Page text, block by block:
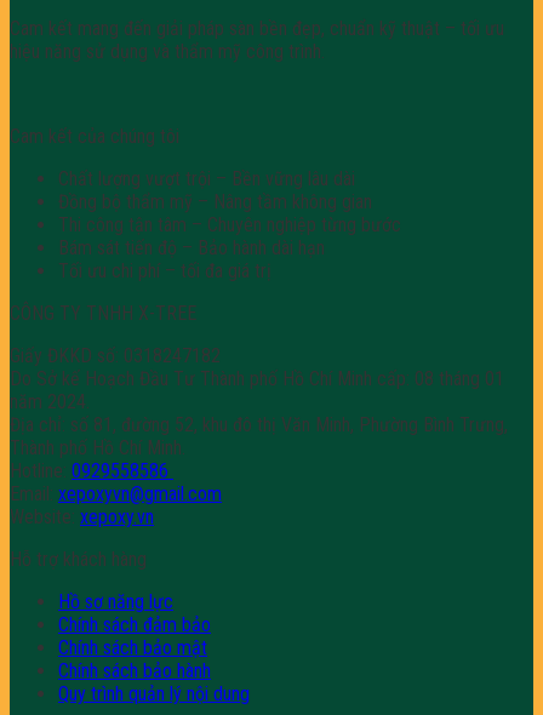
Cam kết mang đến giải pháp sàn bền đẹp, chuẩn kỹ thuật – tối ưu
hiệu năng sử dụng và thẩm mỹ công trình.
Cam kết của chúng tôi
Chất lượng vượt trội – Bền vững lâu dài
Đồng bộ thẩm mỹ – Nâng tầm không gian
Thi công tận tâm – Chuyên nghiệp từng bước
Bám sát tiến độ – Bảo hành dài hạn
Tối ưu chi phí – tối đa giá trị
CÔNG TY TNHH X-TREE
Giấy ĐKKD số: 0318247182
Do Sở kế Hoạch Đầu Tư Thành phố Hồ Chí Minh cấp: 08 tháng 01
năm 2024.
Địa chỉ: số 81, đường 52, khu đô thị Văn Minh, Phường Bình Trưng,
Thành phố Hồ Chí Minh.
Hotline: 0929558586
Email: xepoxyvn@gmail.com
Website: xepoxy.vn
Hỗ trợ khách hàng
Hồ sơ năng lực
Chính sách đảm bảo
Chính sách bảo mật
Chính sách bảo hành
Quy trình quản lý nội dung